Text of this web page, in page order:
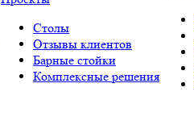
Столы
Отзывы клиентов
Барные стойки
Комплексные решения